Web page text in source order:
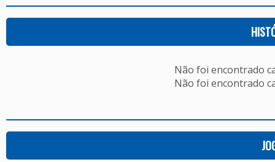
Não foi encontrado
Não foi encontrado